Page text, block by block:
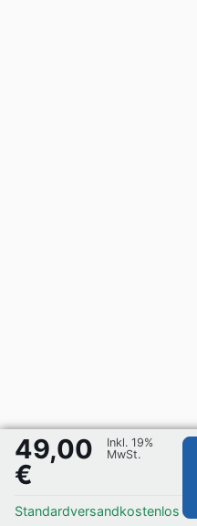
49,00
€
Inkl. 19%
MwSt.
Standardversandkostenlos